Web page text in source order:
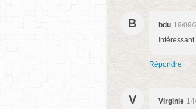
B bdu 19/09/
Répondre
V Virginie